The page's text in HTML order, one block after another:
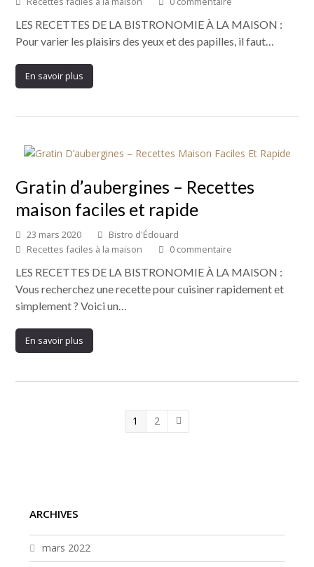
LES RECETTES DE LA BISTRONOMIE À LA MAISON :
Pour varier les plaisirs des yeux et des papilles, il faut…
En savoir plus
Gratin d’aubergines – Recettes
maison faciles et rapide
23 mars 2020
Bistro d'Édouard
Recettes faciles à la maison
0 commentaire
LES RECETTES DE LA BISTRONOMIE À LA MAISON :
Vous recherchez une recette pour cuisiner rapidement et
simplement ? Voici un…
En savoir plus
Page
1 Page
2 Suivant
ARCHIVES
mars 2022